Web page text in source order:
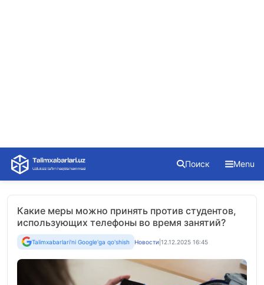
Skip
content
Поиск Menu
Какие меры можно принять против студентов,
использующих телефоны во время занятий?
Talimxabarlari'ni Google'ga qo'shish Новости 12.12.2025 16:45